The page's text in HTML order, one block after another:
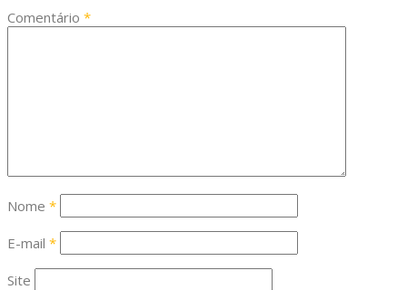
Comentário *
Nome *
E-mail *
Site